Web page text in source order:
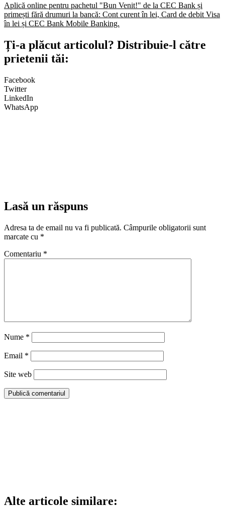
Aplică online pentru pachetul "Bun Venit!" de la CEC Bank și
primești fără drumuri la bancă: Cont curent în lei, Card de debit Visa
în lei și CEC Bank Mobile Banking.​
Ți-a plăcut articolul? Distribuie-l către
prietenii tăi:
Facebook
Twitter
LinkedIn
WhatsApp
Lasă un răspuns
Adresa ta de email nu va fi publicată. Câmpurile obligatorii sunt
marcate cu *
Comentariu *
Nume *
Email *
Site web
Alte articole similare: